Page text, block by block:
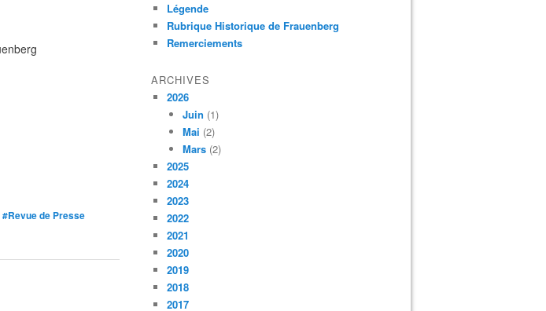
#Revue de Presse
Légende
Rubrique Historique de Frauenberg
Remerciements
ARCHIVES
2026
Juin (1)
Mai (2)
Mars (2)
2025
2024
2023
2022
2021
2020
2019
2018
2017